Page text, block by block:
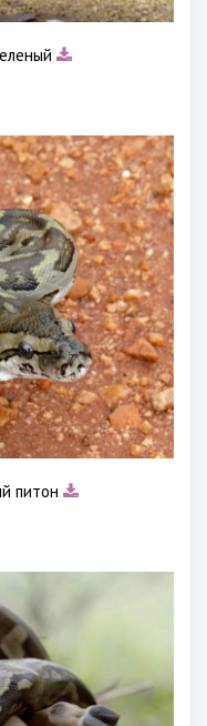
питон